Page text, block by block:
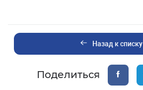
Назад к списку
Поделиться